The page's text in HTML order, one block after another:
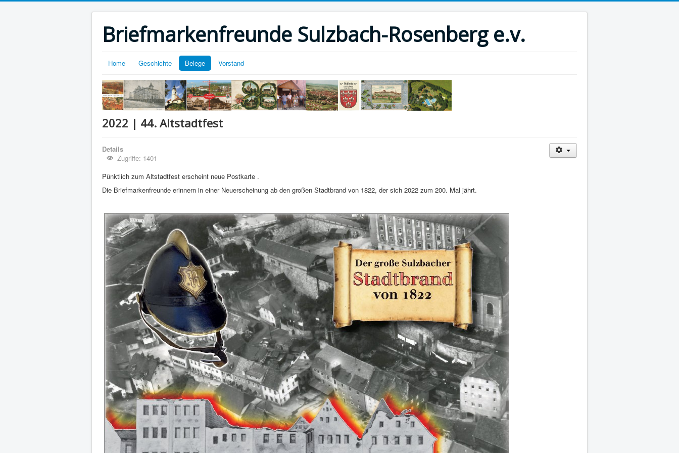
Briefmarkenfreunde Sulzbach-Rosenberg e.v.
Home Geschichte Belege Vorstand
2022 | 44. Altstadtfest
Details
Zugriffe: 1401
Pünktlich zum Altstadtfest erscheint neue Postkarte .
Die Briefmarkenfreunde erinnern in einer Neuerscheinung ab den großen Stadtbrand von 1822, der sich 2022 zum 200. Mal jährt.